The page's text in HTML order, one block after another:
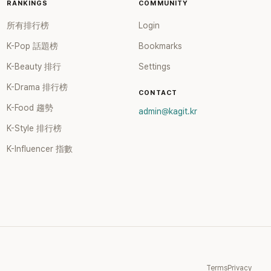
RANKINGS
所有排行榜
K-Pop 話題榜
K-Beauty 排行
K-Drama 排行榜
K-Food 趨勢
K-Style 排行榜
K-Influencer 指數
COMMUNITY
Login
Bookmarks
Settings
CONTACT
admin@kagit.kr
TermsPrivacy